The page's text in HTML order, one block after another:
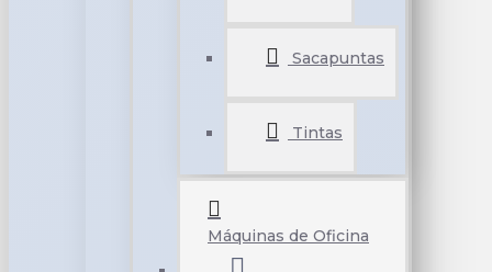
Sacapuntas
Tintas
Máquinas de Oficina